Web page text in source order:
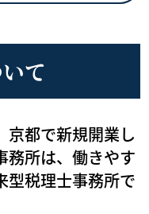
て
京都で新規開業し
務所は、働きやす
型税理士事務所で